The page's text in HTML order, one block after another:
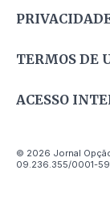
TERMOS DE
ACESSO
© 2026 Jornal
09.236.355/0001-